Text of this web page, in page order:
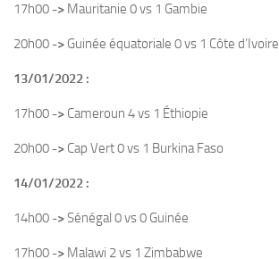
17h00 -> Mauritanie 0 vs 1 Gambie
20h00 -> Guinée équatoriale 0 vs 1 Côte d’Ivoire
13/01/2022 :
17h00 -> Cameroun 4 vs 1 Éthiopie
20h00 -> Cap Vert 0 vs 1 Burkina Faso
14/01/2022 :
14h00 ->Sénégal 0 vs 0 Guinée
17h00 -> Malawi 2 vs 1 Zimbabwe